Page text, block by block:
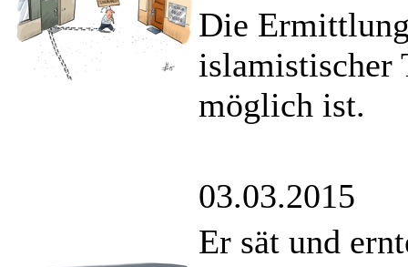
Die
islamistischer
möglich ist.
03.03.2015
Er sät und